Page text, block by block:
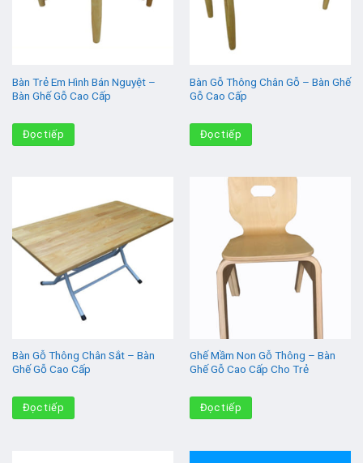
Bàn Trẻ Em Hình Bán Nguyệt –
Bàn Ghế Gỗ Cao Cấp
Đọc tiếp
Bàn Gỗ Thông Chân Gỗ – Bàn Ghế
Gỗ Cao Cấp
Đọc tiếp
Bàn Gỗ Thông Chân Sắt – Bàn
Ghế Gỗ Cao Cấp
Đọc tiếp
Ghế Mầm Non Gỗ Thông – Bàn
Ghế Gỗ Cao Cấp Cho Trẻ
Đọc tiếp